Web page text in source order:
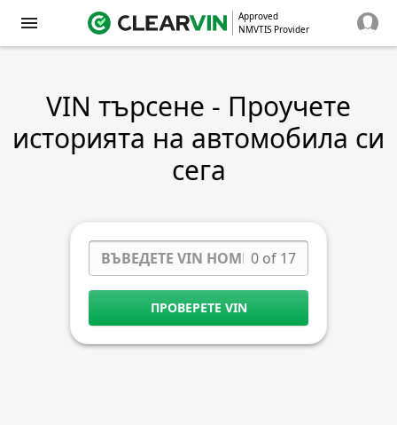
Approved
NMVTIS Provider
VIN търсене - Проучете
историята на автомобила си
сега
0 of 17
ПРОВЕРЕТЕ VIN